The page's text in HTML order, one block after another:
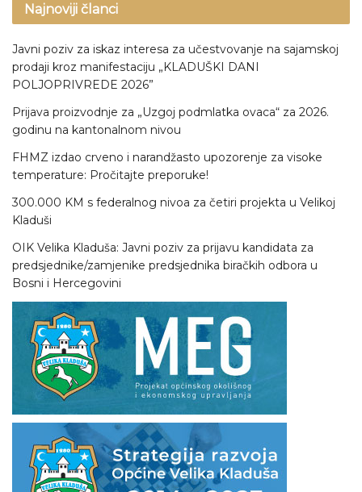
Najnoviji članci
Javni poziv za iskaz interesa za učestvovanje na sajamskoj
prodaji kroz manifestaciju „KLADUŠKI DANI
POLJOPRIVREDE 2026”
Prijava proizvodnje za „Uzgoj podmlatka ovaca“ za 2026.
godinu na kantonalnom nivou
FHMZ izdao crveno i narandžasto upozorenje za visoke
temperature: Pročitajte preporuke!
300.000 KM s federalnog nivoa za četiri projekta u Velikoj
Kladuši
OIK Velika Kladuša: Javni poziv za prijavu kandidata za
predsjednike/zamjenike predsjednika biračkih odbora u
Bosni i Hercegovini